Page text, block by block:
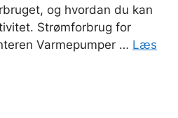
og hvordan du kan
Strømforbrug for
Varmepumper … Læs